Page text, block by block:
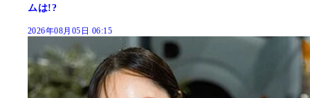
ムは!?
2026年08月05日 06:15